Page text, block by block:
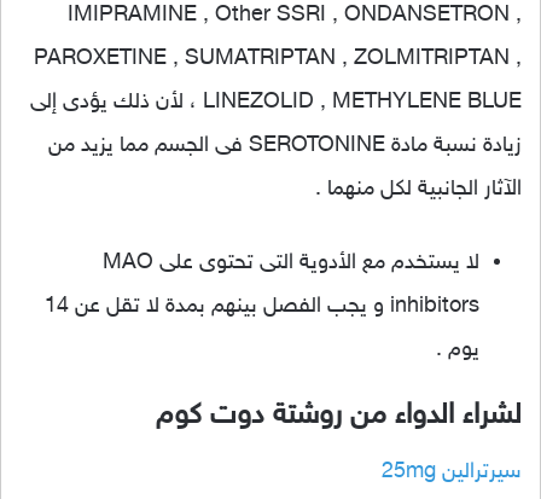
IMIPRAMINE , Other SSRI , ONDANSETRON ,
PAROXETINE , SUMATRIPTAN , ZOLMITRIPTAN ,
LINEZOLID , METHYLENE BLUE ، لأن ذلك يؤدى إلى
زيادة نسبة مادة SEROTONINE فى الجسم مما يزيد من
الآثار الجانبية لكل منهما .
لا يستخدم مع الأدوية التى تحتوى على MAO
inhibitors و يجب الفصل بينهم بمدة لا تقل عن 14
يوم .
لشراء الدواء من روشتة دوت كوم
سيرترالين 25mg